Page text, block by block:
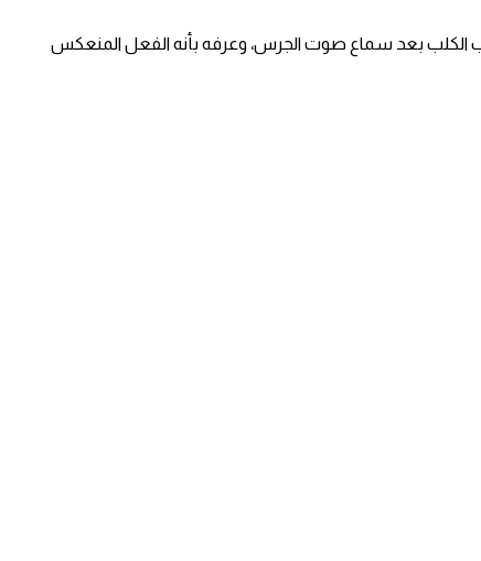
لعاب الكلب بعد سماع صوت الجرس، وعرفه بأنه الفعل المنعكس